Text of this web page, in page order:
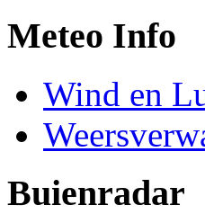
Meteo Info
Wind en
Buienradar